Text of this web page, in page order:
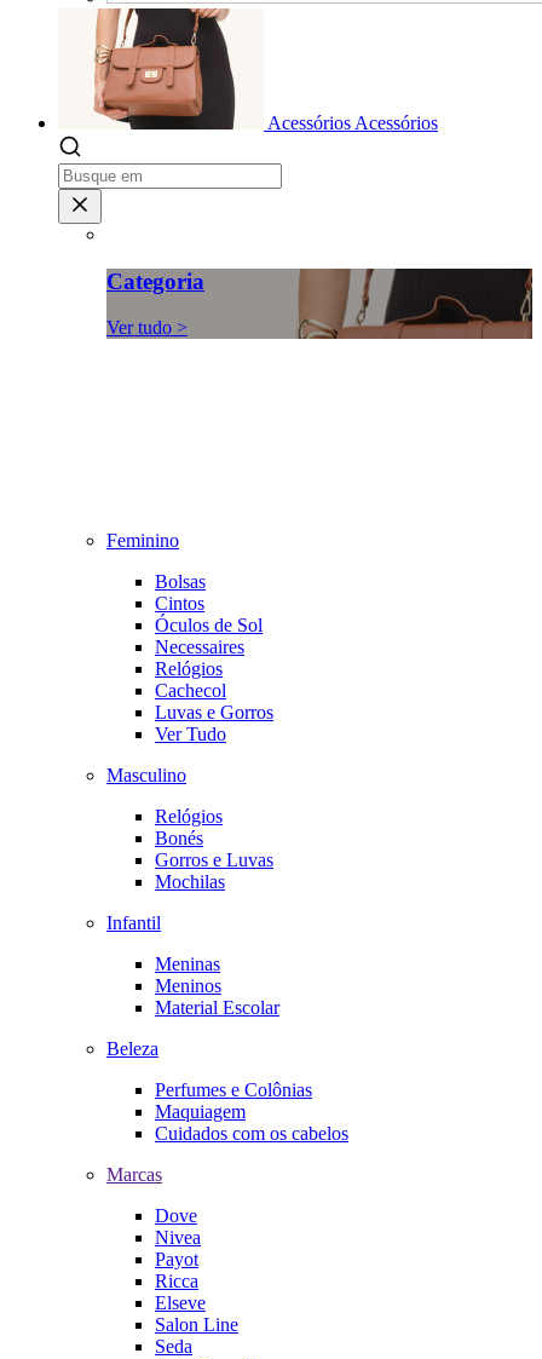
Acessórios Acessórios
Categoria
Ver tudo >
Feminino
Bolsas
Cintos
Óculos de Sol
Necessaires
Relógios
Cachecol
Luvas e Gorros
Ver Tudo
Masculino
Relógios
Bonés
Gorros e Luvas
Mochilas
Infantil
Meninas
Meninos
Material Escolar
Beleza
Perfumes e Colônias
Maquiagem
Cuidados com os cabelos
Marcas
Dove
Nivea
Payot
Ricca
Elseve
Salon Line
Seda